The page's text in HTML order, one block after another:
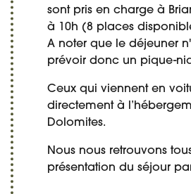
sont pris en charge à
à 10h (8 places
A noter que le déjeuner
prévoir donc un pique-
Ceux qui viennent en
directement à
Dolomites.
Nous nous retrouvons
présentation du séjour